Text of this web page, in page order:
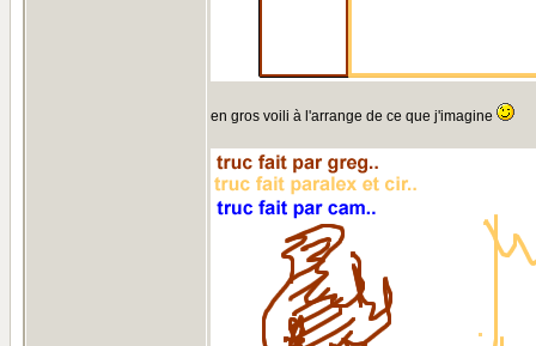
en gros voili à l'arrange de ce que j'imagine